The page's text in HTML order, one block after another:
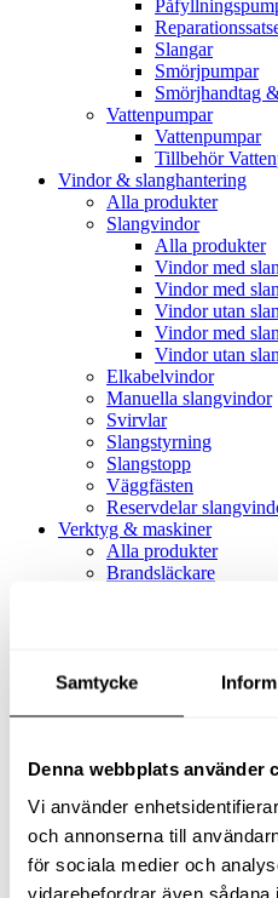
Samtycke
Denna webbplats använder
Vi använder
och annonserna till
för sociala medier och
vidarebefordrar även sådana
Slangar
Smörjpumpar
Smörjhandtag
Vattenpumpar
Vattenpumpar
Tillbehör
Vindor & slanghantering
Alla produkter
Slangvindor
Alla produkter
Vindor med
Vindor med
Vindor utan
Vindor med
Vindor utan
Elkabelvindor
Manuella slangvindor
Svirvlar
Slangstyrning
Slangstopp
Väggfästen
Reservdelar
Verktyg & maskiner
Alla produkter
Brandsläckare
Alla produkter
Textil- &
Tillbehör
Adaptrar
Dammsugare